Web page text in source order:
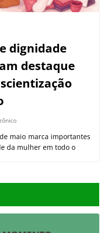
dignidade
destaque
maio marca importantes
da mulher em todo o